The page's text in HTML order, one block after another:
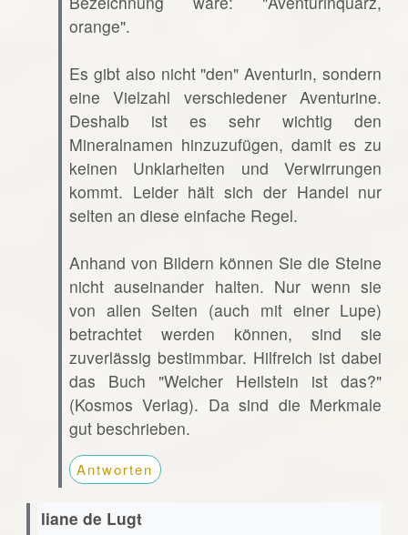
orange".
Es gibt also nicht "den" Aventurin, sondern
eine Vielzahl verschiedener Aventurine.
Deshalb ist es sehr wichtig den
Mineralnamen hinzuzufügen, damit es zu
keinen Unklarheiten und Verwirrungen
kommt. Leider hält sich der Handel nur
selten an diese einfache Regel.
Anhand von Bildern können Sie die Steine
nicht auseinander halten. Nur wenn sie
von allen Seiten (auch mit einer Lupe)
betrachtet werden können, sind sie
zuverlässig bestimmbar. Hilfreich ist dabei
das Buch "Welcher Heilstein ist das?"
(Kosmos Verlag). Da sind die Merkmale
gut beschrieben.
Antworten
liane de Lugt